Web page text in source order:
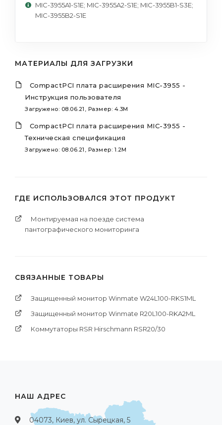
MIC-3955A1-S1E; MIC-3955A2-S1E; MIC-3955B1-S3E;
MIC-3955B2-S1E
МАТЕРИАЛЫ ДЛЯ ЗАГРУЗКИ
CompactPCI плата расширения MIC-3955 -
Инструкция пользователя
Загружено: 08.06.21, Размер: 4.3M
CompactPCI плата расширения MIC-3955 -
Техническая спецификация
Загружено: 08.06.21, Размер: 1.2M
ГДЕ ИСПОЛЬЗОВАЛСЯ ЭТОТ ПРОДУКТ
Монтируемая на поезде система
пантографического мониторинга
СВЯЗАННЫЕ ТОВАРЫ
Защищенный монитор Winmate W24L100-RKS1ML
Защищенный монитор Winmate R20L100-RKA2ML
Коммутаторы RSR Hirschmann RSR20/30
НАШ АДРЕС
04073, Киев, ул. Сырецкая, 5